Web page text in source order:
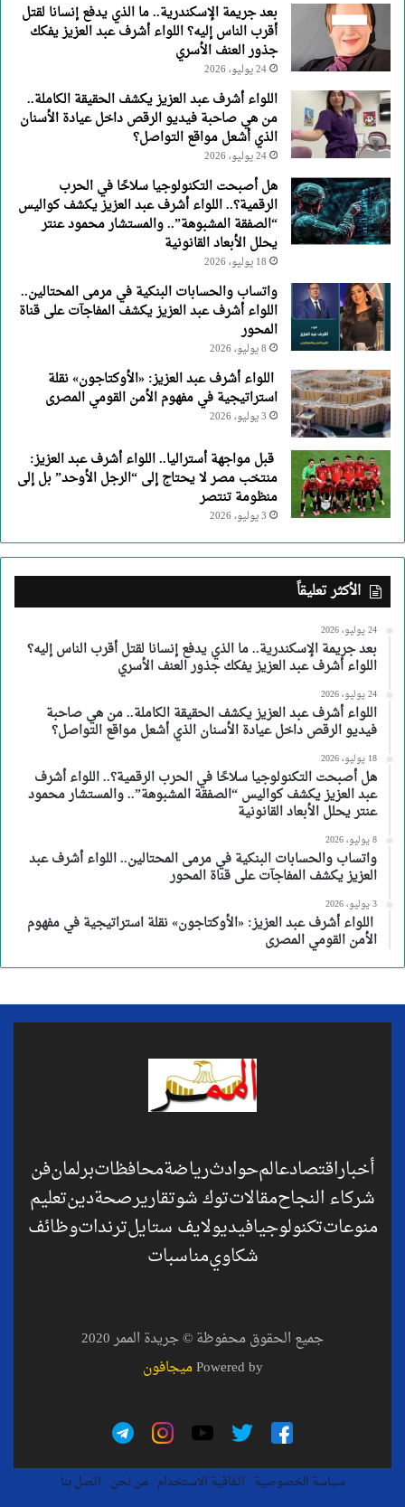
جذور
العنف
الأسري
بعد جريمة الإسكندرية.. ما الذي يدفع إنسانا لقتل
أقرب الناس إليه؟ اللواء أشرف عبد العزيز يفكك
جذور العنف الأسري
24 يوليو، 2026
اللواء أشرف عبد العزيز يكشف الحقيقة الكاملة..
من هي صاحبة فيديو الرقص داخل عيادة الأسنان
الذي أشعل مواقع التواصل؟
24 يوليو، 2026
هل أصبحت التكنولوجيا سلاحًا في الحرب
الرقمية؟.. اللواء أشرف عبد العزيز يكشف كواليس
“الصفقة المشبوهة”.. والمستشار محمود عنتر
يحلل الأبعاد القانونية
18 يوليو، 2026
واتساب والحسابات البنكية في مرمى المحتالين..
اللواء أشرف عبد العزيز يكشف المفاجآت على قناة
المحور
8 يوليو، 2026
اللواء أشرف عبد العزيز: «الأوكتاجون» نقلة
استراتيجية في مفهوم الأمن القومي المصرى
3 يوليو، 2026
قبل مواجهة أستراليا.. اللواء أشرف عبد العزيز:
منتخب مصر لا يحتاج إلى “الرجل الأوحد” بل إلى
منظومة تنتصر
3 يوليو، 2026
الأكثر تعليقاً
24 يوليو، 2026
بعد جريمة الإسكندرية.. ما الذي يدفع إنسانا لقتل أقرب الناس إليه؟
اللواء أشرف عبد العزيز يفكك جذور العنف الأسري
24 يوليو، 2026
اللواء أشرف عبد العزيز يكشف الحقيقة الكاملة.. من هي صاحبة
فيديو الرقص داخل عيادة الأسنان الذي أشعل مواقع التواصل؟
18 يوليو، 2026
هل أصبحت التكنولوجيا سلاحًا في الحرب الرقمية؟.. اللواء أشرف
عبد العزيز يكشف كواليس “الصفقة المشبوهة”.. والمستشار محمود
عنتر يحلل الأبعاد القانونية
8 يوليو، 2026
واتساب والحسابات البنكية في مرمى المحتالين.. اللواء أشرف عبد
العزيز يكشف المفاجآت على قناة المحور
3 يوليو، 2026
اللواء أشرف عبد العزيز: «الأوكتاجون» نقلة استراتيجية في مفهوم
الأمن القومي المصرى
أخباراقتصادعالمحوادثرياضةمحافظاتبرلمانفن
شركاء النجاحمقالاتتوك شوتقاريرصحةدينتعليم
منوعاتتكنولوجيافيديولايف ستايلترنداتوظائف
شكاويمناسبات
جميع الحقوق محفوظة © جريدة الممر 2020
Powered byميجافون
سياسة الخصوصية اتفاقية الاستخدام من نحن اتصل بنا